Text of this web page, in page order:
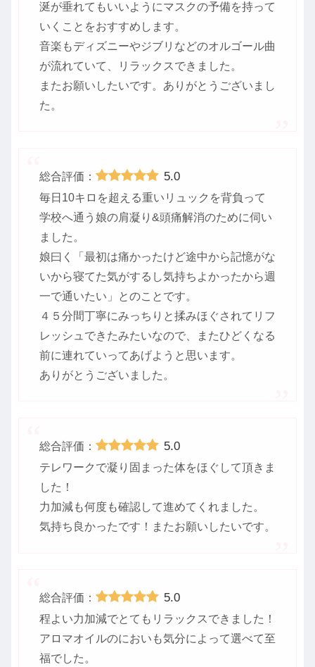
涎が垂れてもいいようにマスクの予備を持って
いくことをおすすめします。
音楽もディズニーやジブリなどのオルゴール曲
が流れていて、リラックスできました。
またお願いしたいです。ありがとうございまし
た。
総合評価： 5.0
毎日10キロを超える重いリュックを背負って
学校へ通う娘の肩凝り&頭痛解消のために伺い
ました。
娘曰く「最初は痛かったけど途中から記憶がな
いから寝てた気がするし気持ちよかったから週
一で通いたい」とのことです。
４５分間丁寧にみっちりと揉みほぐされてリフ
レッシュできたみたいなので、またひどくなる
前に連れていってあげようと思います。
ありがとうございました。
総合評価： 5.0
テレワークで凝り固まった体をほぐして頂きま
した！
力加減も何度も確認して進めてくれました。
気持ち良かったです！またお願いしたいです。
総合評価： 5.0
程よい力加減でとてもリラックスできました！
アロマオイルのにおいも気分によって選べて至
福でした。